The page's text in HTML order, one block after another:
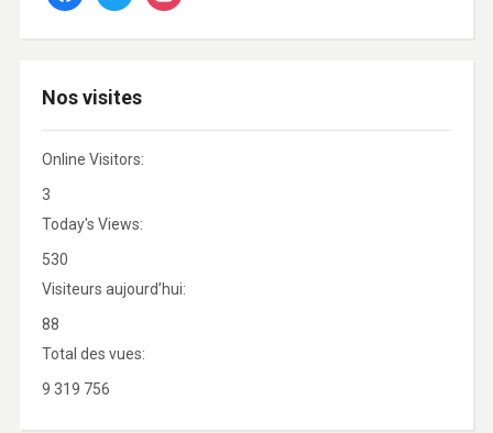
Nos visites
Online Visitors:
3
Today's Views:
530
Visiteurs aujourd’hui:
88
Total des vues:
9 319 756